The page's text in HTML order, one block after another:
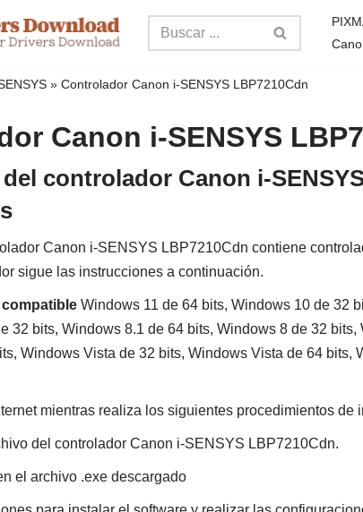
» Controlador Canon i-SENSYS LBP7210Cdn
Canon i-SENSYS
controlador Canon i-
Canon i-SENSYS LBP7210Cdn contiene
sigue las instrucciones a continuación.
Windows 11 de 64 bits, Windows 10 de 32
32 bits, Windows 8.1 de 64 bits, Windows 8 de 32
Windows Vista de 32 bits, Windows Vista de 64 bits,
mientras realiza los siguientes procedimientos de
del controlador Canon i-SENSYS LBP7210Cdn.
el archivo .exe descargado